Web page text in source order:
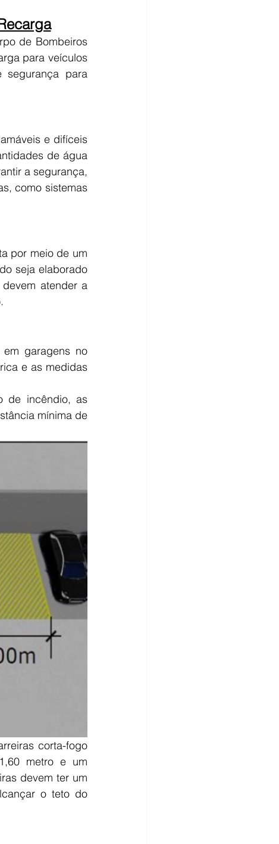
de Bombeiros
para veículos
segurança para
e difíceis
de água
a segurança,
como sistemas
por meio de um
seja elaborado
atender a
garagens no
e as medidas
de incêndio, as
mínima de
corta-fogo
metro e um
devem ter um
o teto do